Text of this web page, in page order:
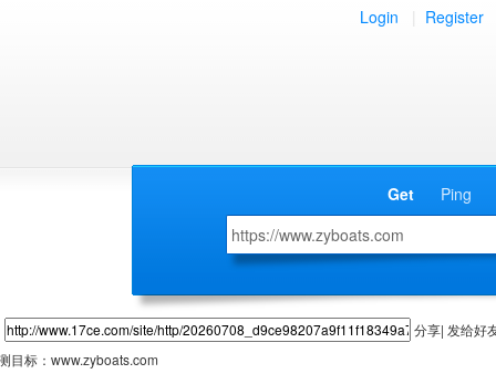
Login Register
Get Ping
分享| 发给好
目标： www.zyboats.com